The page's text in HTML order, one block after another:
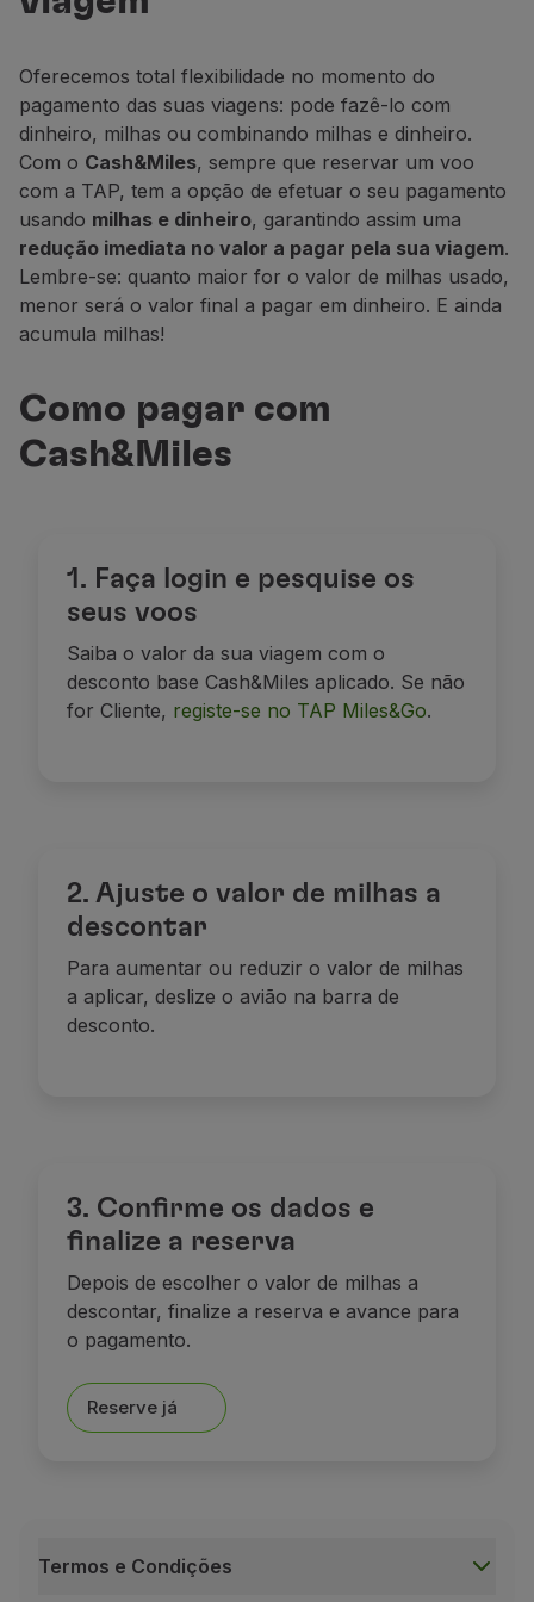
Voar em Economy
Entretenimento
Wi-Fi
Gerir reserva
Gestão da Reserva
Extras e Upgrades
Fatura online
TAP Vouchers
Extras
Alugar carro
Seguro de Viagem
Check-in
Informações de Check-in
TAP Miles&Go
Parceiros
Club TAP Miles&Go
Promoções e Ofertas
Central de ajuda
Perguntas frequentes
Voo atrasado / cancelado
Oferecemos total flexibilidade no momento do
pagamento das suas viagens: pode fazê-lo com
dinheiro, milhas ou combinando milhas e dinheiro.
Com o Cash&Miles, sempre que reservar um voo
com a TAP, tem a opção de efetuar o seu pagamento
usando milhas e dinheiro, garantindo assim uma
redução imediata no valor a pagar pela sua viagem.
Lembre-se: quanto maior for o valor de milhas usado,
menor será o valor final a pagar em dinheiro. E ainda
acumula milhas!
Como pagar com
Cash&Miles
1. Faça login e pesquise os
seus voos
Saiba o valor da sua viagem com o
desconto base Cash&Miles aplicado. Se não
for Cliente, registe-se no TAP Miles&Go.
2. Ajuste o valor de milhas a
descontar
Para aumentar ou reduzir o valor de milhas
a aplicar, deslize o avião na barra de
desconto.
3. Confirme os dados e
finalize a reserva
Depois de escolher o valor de milhas a
descontar, finalize a reserva e avance para
o pagamento.
Reserve já
Termos e Condições